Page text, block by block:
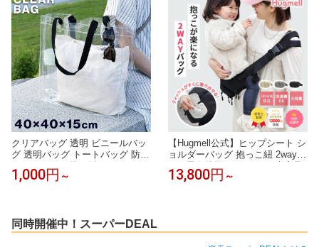
先 爪 美容液 保湿 爪用美容液 甘
皮ケア 育爪 自爪 育成 美爪
沢牛 松阪牛 神戸牛）である最高
級の米沢牛 BBQ バーベキュー ギ
フト
クリアバッグ 透明 ビニールバッ
グ 透明バッグ トートバッグ 防水
グ 軽量 クリア 丈夫 保護ケース
グ
1,000円 ～
【Hugmell公式】ヒップシート シ
ョルダーバッグ 抱っこ紐 2way 2
レディース メンズ おしゃれ 3歳
13,800円 ～
同時開催中！スーパーDEAL